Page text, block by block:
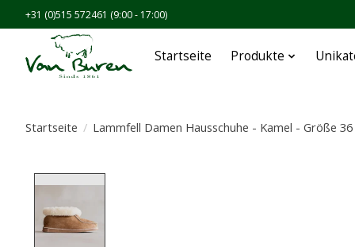
+31 (0)515 572461 (9:00 - 17:00)
Startseite Produkte
Startseite / Lammfell Damen Hausschuhe - Kamel - Größe